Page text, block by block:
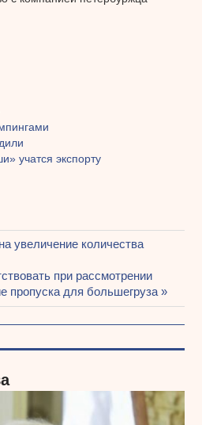
учатся экспорту
увеличение количества
при рассмотрении
пропуска для большегруза